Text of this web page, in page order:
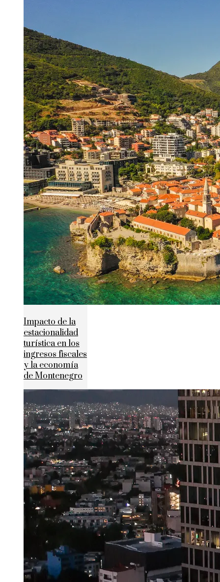
Impacto de la
estacionalidad
turística en los
ingresos fiscales
y la economía
de Montenegro